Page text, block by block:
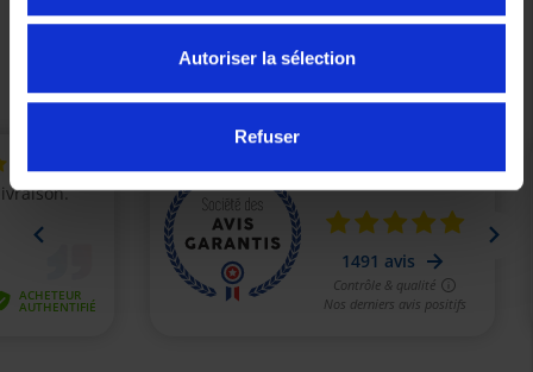
Autoriser la sélection
Refuser